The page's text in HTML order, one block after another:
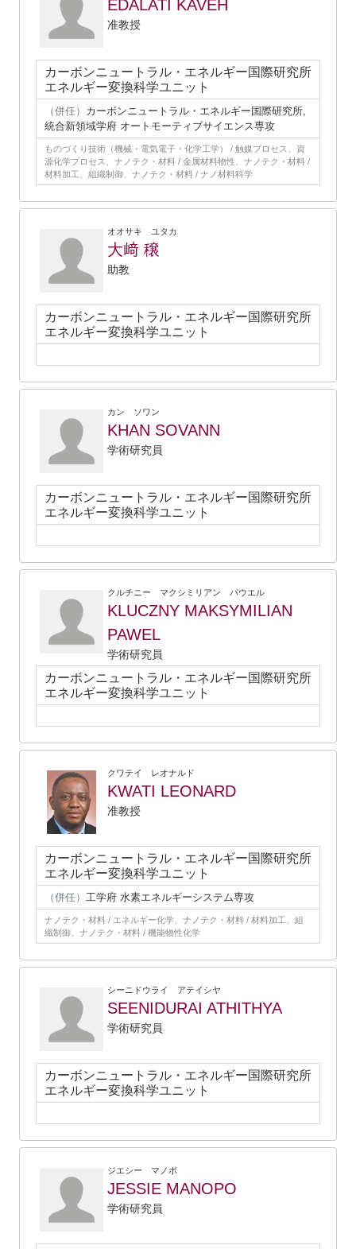
EDALATI KAVEH
准教授
カーボンニュートラル・エネルギー国際研究所
エネルギー変換科学ユニット
（併任） カーボンニュートラル・エネルギー国際研究所,
統合新領域学府 オートモーティブサイエンス専攻
ものづくり技術（機械・電気電子・化学工学） / 触媒プロセス、資
源化学プロセス、ナノテク・材料 / 金属材料物性、ナノテク・材料 /
材料加工、組織制御、ナノテク・材料 / ナノ材料科学
オオサキ ユタカ
大﨑 穣
助教
カーボンニュートラル・エネルギー国際研究所
エネルギー変換科学ユニット
カン ソワン
KHAN SOVANN
学術研究員
カーボンニュートラル・エネルギー国際研究所
エネルギー変換科学ユニット
クルチニー マクシミリアン パウエル
KLUCZNY MAKSYMILIAN
PAWEL
学術研究員
カーボンニュートラル・エネルギー国際研究所
エネルギー変換科学ユニット
クワテイ レオナルド
KWATI LEONARD
准教授
カーボンニュートラル・エネルギー国際研究所
エネルギー変換科学ユニット
（併任） 工学府 水素エネルギーシステム専攻
ナノテク・材料 / エネルギー化学、ナノテク・材料 / 材料加工、組
織制御、ナノテク・材料 / 機能物性化学
シーニドウライ アテイシヤ
SEENIDURAI ATHITHYA
学術研究員
カーボンニュートラル・エネルギー国際研究所
エネルギー変換科学ユニット
ジエシー マノポ
JESSIE MANOPO
学術研究員